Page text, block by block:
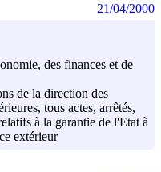
des finances et de
de la direction des
tous actes, arrêtés,
à la garantie de l'Etat à
extérieur
21/04/2000